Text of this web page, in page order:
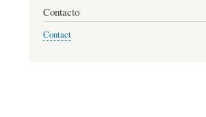
Contacto
Contact